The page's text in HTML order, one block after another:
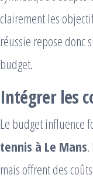
clairement les
réussie repose donc
budget.
Intégrer les
Le budget influence
tennis à Le Mans.
mais offrent des